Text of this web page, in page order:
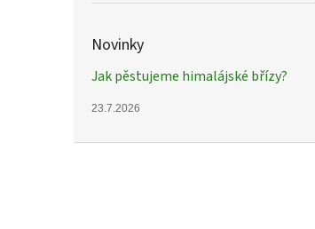
Novinky
Jak pěstujeme himalájské břízy?
23.7.2026